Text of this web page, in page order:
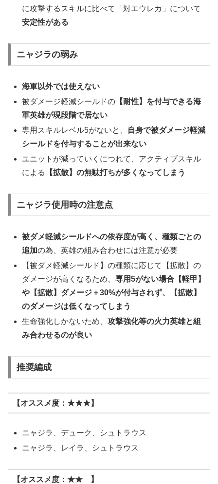
に攻撃するスキルに比べて「対エウレカ」について
安定性がある
ニャジラの弱み
海軍以外では使えない
被ダメージ軽減シールドの 【耐性】を付与できる海
軍英雄が現段階で居ない
専用スキルレベル5がないと、
自身で被ダメージ軽減
シールドを付与することが出来ない
ユニットが減っていくにつれて、アクティブスキル
による
【拡散】の無駄打ちが多くなってしまう
ニャジラ使用時の注意点
被ダメ軽減シールドへの依存度が高く、種類ごとの
追加の為、英雄の組み合わせには注意が必要
【被ダメ軽減シールド】の種類に応じて【拡散】の
ダメージが高くなるため、専用5がない場合【軽甲】
や【拡散】ダメージ＋30%が付与されず、【拡散】
のダメージは低くなってしまう
生命強化しかないため、攻撃強化等の火力英雄と組
み合わせるのが良い
推奨編成
【オススメ度： ★★★】
ニャジラ、デューク、シュトラウス
ニャジラ、レイラ、シュトラウス
【オススメ度： ★★】